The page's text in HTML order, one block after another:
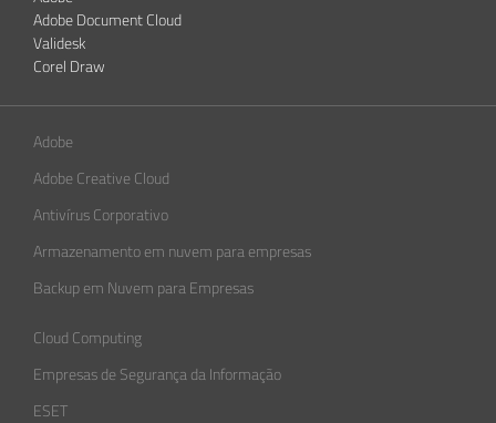
Adobe Document Cloud
Validesk
Corel Draw
Adobe
Adobe Creative Cloud
Antivírus Corporativo
Armazenamento em nuvem para empresas
Backup em Nuvem para Empresas
Cloud Computing
Empresas de Segurança da Informação​
ESET